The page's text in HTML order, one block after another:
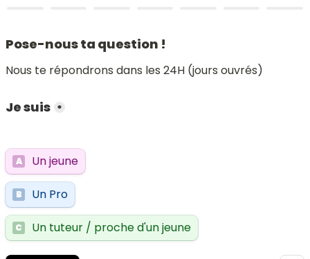
Pose-nous ta question !
Nous te répondrons dans les 24H (jours ouvrés)
Je suis *
A Un jeune
B Un Pro
C Un tuteur / proche d'un jeune